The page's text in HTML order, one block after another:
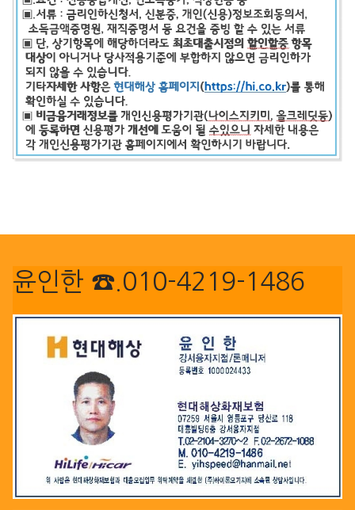
윤인한 ☎.010-4219-1486